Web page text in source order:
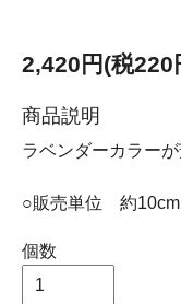
2,420円(税220
商品説明
ラベンダーカラー
○販売単位 約10cm
個数